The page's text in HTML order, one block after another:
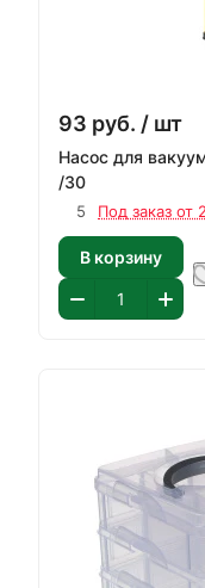
93 руб. / шт
Насос для
/30
5 Под заказ от
В корзину